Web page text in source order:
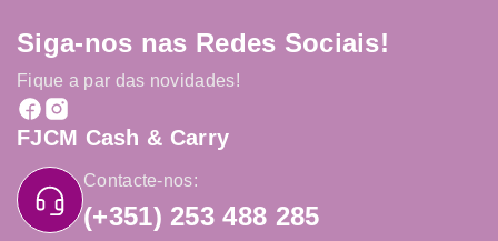
Siga-nos nas Redes Sociais!
Fique a par das novidades!
FJCM Cash & Carry
Contacte-nos:
(+351) 253 488 285